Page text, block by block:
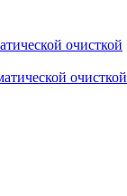
очисткой
очисткой